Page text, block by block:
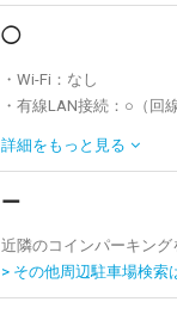
◯
・Wi-Fi：なし
・有線LAN接続：○（回
詳細を もっと見る
ー
近隣のコインパーキング
> その他周辺駐車場検索